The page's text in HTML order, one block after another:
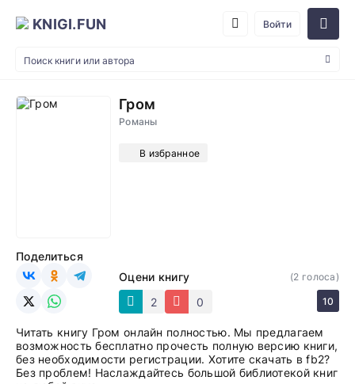
KNIGI.FUN Войти
Гром
Романы
В избранное
Оцени книгу
2
0
(2 голоса)
10
Поделиться
Читать книгу Гром онлайн полностью. Мы предлагаем
возможность бесплатно прочесть полную версию книги,
без необходимости регистрации. Хотите скачать в fb2?
Без проблем! Наслаждайтесь большой библиотекой книг